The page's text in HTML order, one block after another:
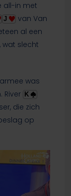
all-in met
J
van Van
al een
wat slecht
was
River
K
die zich
op